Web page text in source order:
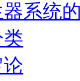
系统